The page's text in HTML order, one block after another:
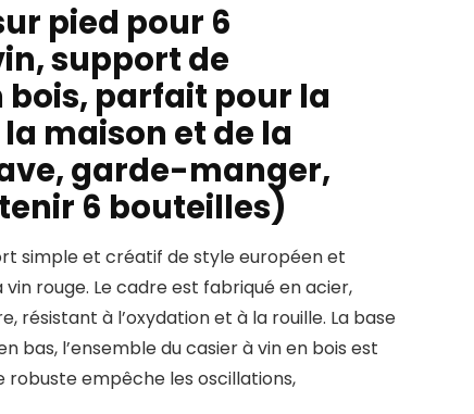
pied pour 6
support de
parfait pour la
maison et de la
garde-manger,
6 bouteilles)
simple et créatif de style européen et
rouge. Le cadre est fabriqué en acier,
résistant à l’oxydation et à la rouille. La base
bas, l’ensemble du casier à vin en bois est
robuste empêche les oscillations,